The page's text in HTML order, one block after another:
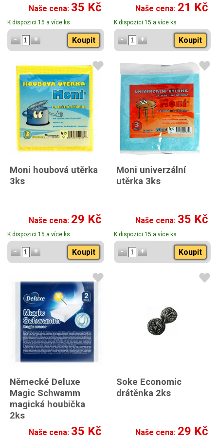
Naše cena: 35 Kč
K dispozici 15 a více ks
Koupit
Naše cena: 21 Kč
K dispozici 15 a více ks
Koupit
Moni houbová utěrka
3ks
Naše cena: 29 Kč
K dispozici 15 a více ks
Koupit
Moni univerzální
utěrka 3ks
Naše cena: 35 Kč
K dispozici 15 a více ks
Koupit
Německé Deluxe
Magic Schwamm
magická houbička
2ks
Naše cena: 35 Kč
Soke Economic
drátěnka 2ks
Naše cena: 29 Kč